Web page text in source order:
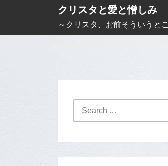
i
クリスタと愛と憎しみ
～クリスタ、お前そういうと